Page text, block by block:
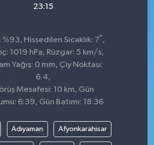
23:15
%93, Hissedilen Sıcaklık: 7° ,
1019 hPa, Rüzgar: 5 km/s,
Yağış: 0 mm, Çiy Noktası:
6.4,
Mesafesi: 10 km, Gün
6:39, Gün Batımı: 18:36
Adıyaman Afyonkarahisar